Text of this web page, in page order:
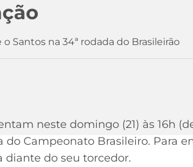
Santos na 34ª rodada do Brasileirão
neste domingo (21) às 16h
do Campeonato Brasileiro. Para
diante do seu torcedor.